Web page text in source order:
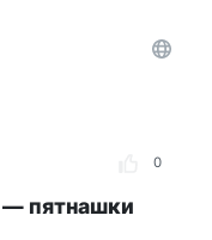
0
— пятнашки